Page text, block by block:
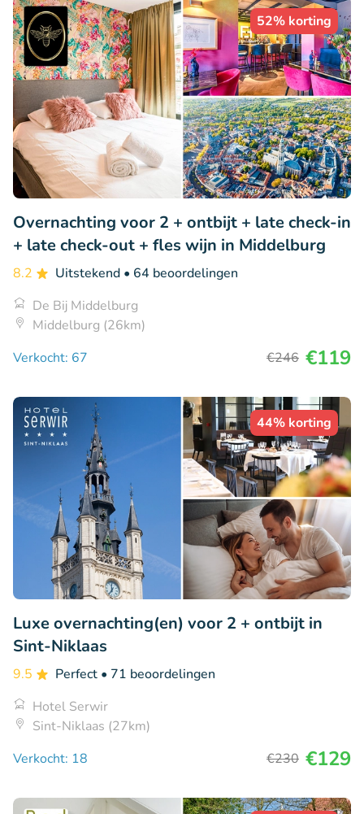
52% korting
Overnachting voor 2 + ontbijt + late check-in
+ late check-out + fles wijn in Middelburg
8.2 Uitstekend • 64 beoordelingen
De Bij Middelburg
Middelburg (26km)
Verkocht: 67
€246 €119
44% korting
Luxe overnachting(en) voor 2 + ontbijt in
Sint-Niklaas
9.5 Perfect • 71 beoordelingen
Hotel Serwir
Sint-Niklaas (27km)
Verkocht: 18
€230 €129